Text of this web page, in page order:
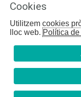
Cookies
Utilitzem cookies
lloc web.Política